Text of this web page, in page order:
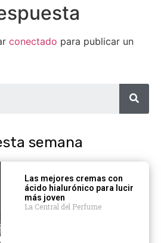
conectado para publicar un
semana
Las mejores cremas con
ácido hialurónico para lucir
más joven
La Central del Perfume